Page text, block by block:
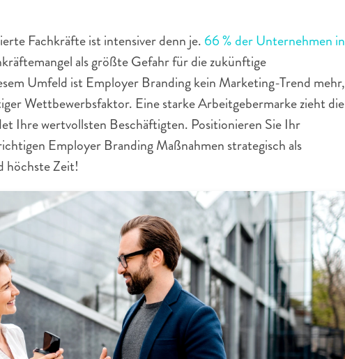
Fachkräfte ist intensiver denn je. 66 % der Unternehmen in
als größte Gefahr für die zukünftige
Umfeld ist Employer Branding kein Marketing-Trend mehr,
Wettbewerbsfaktor. Eine starke Arbeitgebermarke zieht die
Ihre wertvollsten Beschäftigten. Positionieren Sie Ihr
Employer Branding Maßnahmen strategisch als
höchste Zeit!